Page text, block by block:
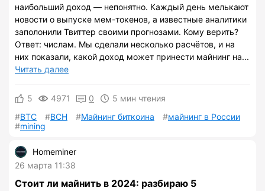
наибольший доход — непонятно. Каждый день мелькают
новости о выпуске мем-токенов, а известные аналитики
заполонили Твиттер своими прогнозами. Кому верить?
Ответ: числам. Мы сделали несколько расчётов, и на
них показали, какой доход может принести майнинг на...
Читать далее
5 4971 0
5 мин чтения
BTC
BCH Майнинг биткоина
майнинг в России
mining
Homeminer
26 марта 11:38
Стоит ли майнить в 2024: разбираю 5